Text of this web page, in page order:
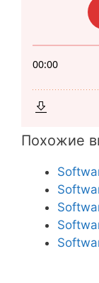
Похожие